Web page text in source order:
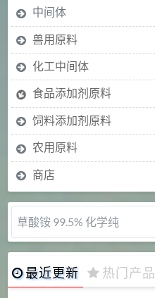
中间体
兽用原料
化工中间体
食品添加剂原料
饲料添加剂原料
农用原料
商店
5-甲氧基吲哚 98%
最近更新 热门产品